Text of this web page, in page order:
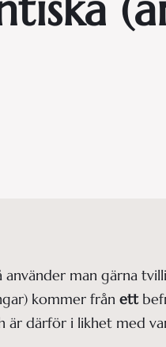
använder man gärna
kommer från ett
är därför i likhet med